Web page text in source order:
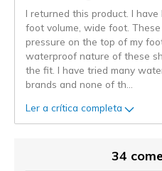
I returned this product. I
foot volume, wide foot.
pressure on the top of my
waterproof nature of these
the fit. I have tried many
brands and none of th
Ler a crítica completa
34